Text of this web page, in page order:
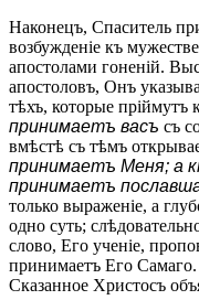
Наконецъ, Спаситель
возбужденіе къ
апостолами гоненій.
апостоловъ, Онъ
тѣхъ, которые пріймутъ
принимаетъ васъ съ
вмѣстѣ съ тѣмъ
принимаетъ Меня; а
принимаетъ
только выраженіе, а
одно суть;
слово, Его ученіе,
принимаетъ Его
Сказанное Христосъ